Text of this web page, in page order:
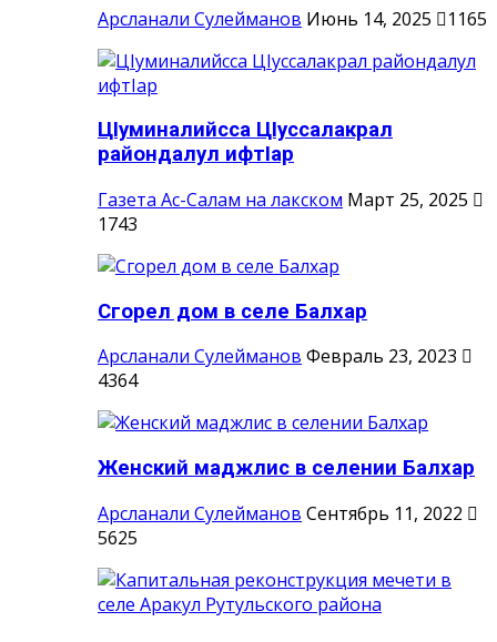
Арсланали Сулейманов Июнь 14, 2025 1165
ЦIуминалийсса ЦIуссалакрал
райондалул ифтIар
Газета Ас-Салам на лакском Март 25, 2025
1743
Сгорел дом в селе Балхар
Арсланали Сулейманов Февраль 23, 2023
4364
Женский маджлис в селении Балхар
Арсланали Сулейманов Сентябрь 11, 2022
5625